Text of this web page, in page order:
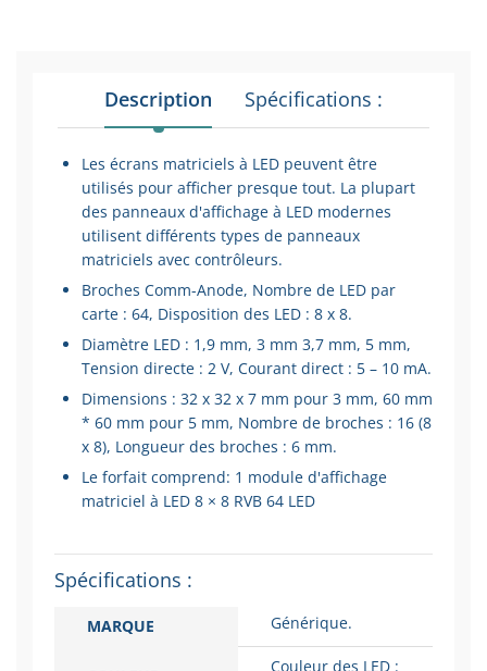
Description Spécifications :
Les écrans matriciels à LED peuvent être
utilisés pour afficher presque tout. La plupart
des panneaux d'affichage à LED modernes
utilisent différents types de panneaux
matriciels avec contrôleurs.
Broches Comm-Anode, Nombre de LED par
carte : 64, Disposition des LED : 8 x 8.
Diamètre LED : 1,9 mm, 3 mm 3,7 mm, 5 mm,
Tension directe : 2 V, Courant direct : 5 – 10 mA.
Dimensions : 32 x 32 x 7 mm pour 3 mm, 60 mm
* 60 mm pour 5 mm, Nombre de broches : 16 (8
x 8), Longueur des broches : 6 mm.
Le forfait comprend: 1 module d'affichage
matriciel à LED 8 × 8 RVB 64 LED
Spécifications :
MARQUE Générique.
Couleur des LED :